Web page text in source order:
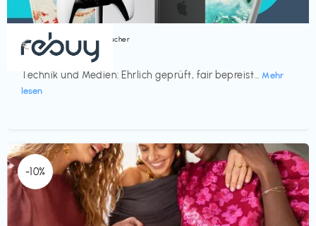
Bücher, Magazine & Hörbücher
rebuy
Technik und Medien: Ehrlich geprüft, fair bepreist... Mehr
lesen
€‎
-10%